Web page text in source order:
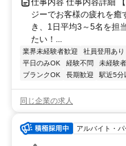
仕事内容 仕事内容詳細
ジーでお客様の疲れを癒
き、1日平均3～5名を担
たい！...
業界未経験者歓迎 社員登用あり
平日のみOK
経験不問 未経験
ブランクOK
長期歓迎 駅近5分
同じ企業の求人
アルバイト・パ